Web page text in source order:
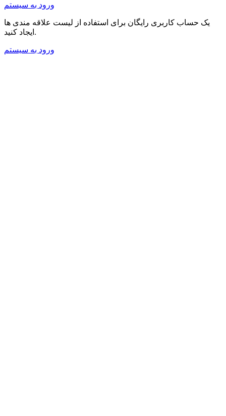
ورود به سیستم
یک حساب کاربری رایگان برای استفاده از لیست علاقه مندی ها
ایجاد کنید.
ورود به سیستم